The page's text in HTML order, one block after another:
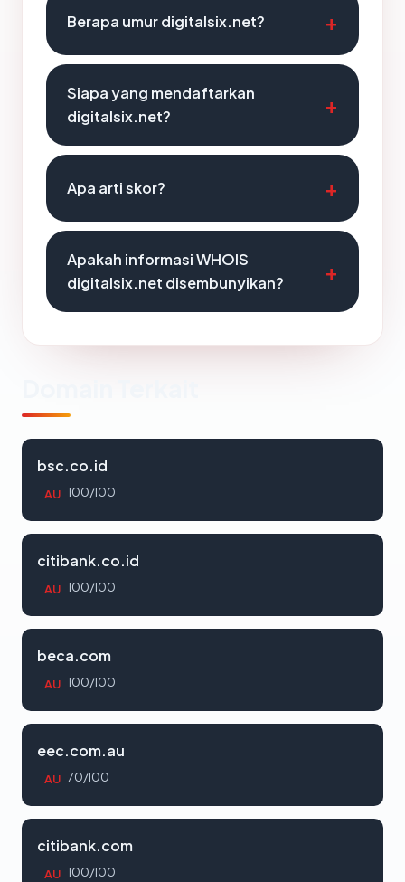
Berapa umur digitalsix.net?
Siapa yang mendaftarkan
digitalsix.net?
Apa arti skor?
Apakah informasi WHOIS
digitalsix.net disembunyikan?
bsc.co.id
AU 100/100
citibank.co.id
AU 100/100
beca.com
AU 100/100
eec.com.au
AU 70/100
citibank.com
AU 100/100